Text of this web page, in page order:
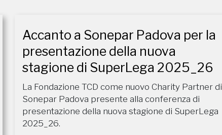
Accanto a Sonepar Padova per la
presentazione della nuova
stagione di SuperLega 2025_26
La Fondazione TCD come nuovo Charity Partner di
Sonepar Padova presente alla conferenza di
presentazione della nuova stagione di SuperLega
2025_26.